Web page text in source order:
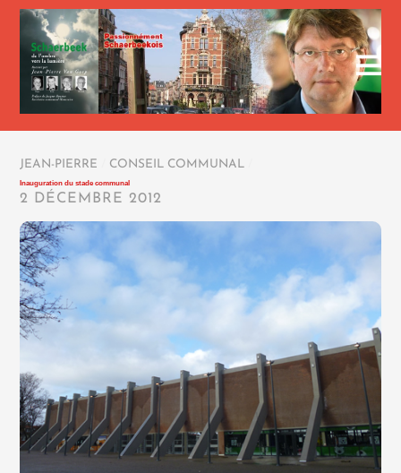
JEAN-PIERRE CONSEIL COMMUNAL
Inauguration du stade communal
2 DÉCEMBRE 2012